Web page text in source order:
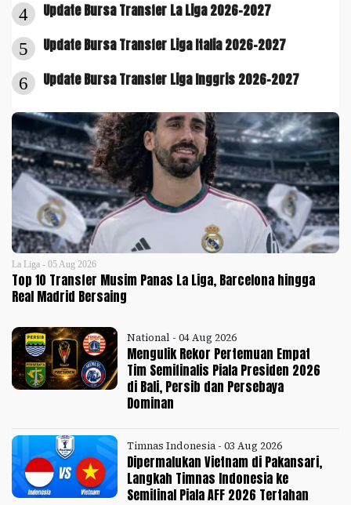
4 Update Bursa Transfer La Liga 2026-2027
5 Update Bursa Transfer Liga Italia 2026-2027
6 Update Bursa Transfer Liga Inggris 2026-2027
La Liga - 05 Aug 2026
Top 10 Transfer Musim Panas La Liga, Barcelona hingga
Real Madrid Bersaing
National - 04 Aug 2026
Mengulik Rekor Pertemuan Empat
Tim Semifinalis Piala Presiden 2026
di Bali, Persib dan Persebaya
Dominan
Timnas Indonesia - 03 Aug 2026
Dipermalukan Vietnam di Pakansari,
Langkah Timnas Indonesia ke
Semifinal Piala AFF 2026 Tertahan